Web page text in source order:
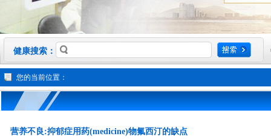
健康搜索：
您的当前位置：
营养不良:抑郁症用药(medicine)物氟西汀的缺点